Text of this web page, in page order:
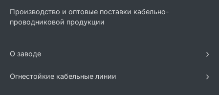
Производство и оптовые поставки кабельно-
проводниковой продукции
О заводе ›
Огнестойкие кабельные линии ›